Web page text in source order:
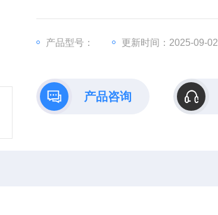
产品型号：
更新时间：2025-09-02
产品咨询